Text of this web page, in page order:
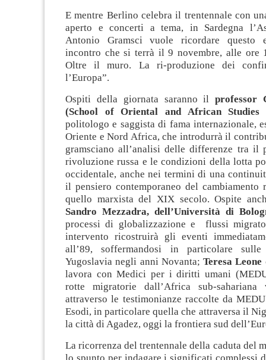
E mentre Berlino celebra il trentennale con
aperto e concerti a tema, in Sardegna
Antonio Gramsci vuole ricordare questo
incontro che si terrà il 9 novembre, alle
Oltre il muro. La ri-produzione dei
l’Europa”.
Ospiti della giornata saranno ilprofessor
(School of Oriental and African
politologo e saggista di fama internazionale,
Oriente e Nord Africa, che introdurrà il
gramsciano all’analisi delle differenze tra il
rivoluzione russa e le condizioni della lotta
occidentale, anche nei termini di una
il pensiero contemporaneo del cambiamento
quello marxista del XIX secolo. Ospite
Sandro Mezzadra, dell’Università di
processi di globalizzazione e flussi
intervento ricostruirà gli eventi
all’89, soffermandosi in particolare
Yugoslavia negli anni Novanta;Teresa Leone
lavora con Medici per i diritti umani
rotte migratorie dall’Africa sub-sahariana
attraverso le testimonianze raccolte da
Esodi, in particolare quella che attraversa il
la città di Agadez, oggi la frontiera sud
La ricorrenza del trentennale della caduta del